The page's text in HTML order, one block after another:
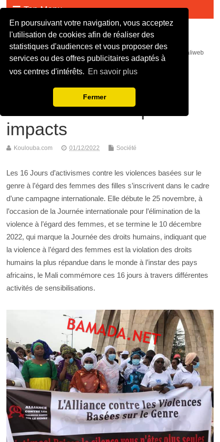
En poursuivant votre navigation, vous acceptez
l'utilisation de cookies afin de réaliser des
statistiques d'audiences et vous proposer des
services ou des offres publicitaires adaptés à
vos centres d'intérêts. En savoir plus
Fermer
Top Menu
Malijet
malijet mali jet com Actualité malienne en continue - mali web maliweb
mali actu news ortm direct live infos
16 Jours d’activismes
contre les VBG: quels
impacts
Koulouba.com 01/12/2022 Société
Les 16 Jours d’activismes contre les violences basées sur le
genre à l’égard des femmes des filles s’inscrivent dans le cadre
d’une campagne internationale. Elle débute le 25 novembre, à
l’occasion de la Journée internationale pour l’élimination de la
violence à l’égard des femmes, et se termine le 10 décembre
2022, qui marque la Journée des droits humains, indiquant que
la violence à l’égard des femmes est la violation des droits
humains la plus répandue dans le monde à l’instar des pays
africains, le Mali commémore ces 16 jours à travers différentes
activités de sensibilisations.